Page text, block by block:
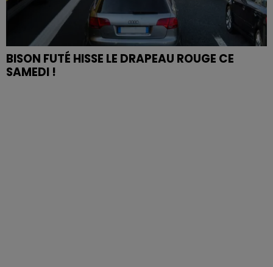
BISON FUTÉ HISSE LE DRAPEAU ROUGE CE
SAMEDI !